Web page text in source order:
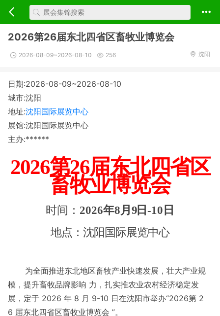
2026第26届东北四省区畜牧业博览会
2026-08-09~2026-08-10 256 沈阳
日期:2026-08-09~2026-08-10
城市:沈阳
地址:沈阳国际展览中心
展馆:沈阳国际展览中心
主办:******
2026第26届东北四省区
畜牧业博览会
时间： 2026年8月 9日-10 日
地点：沈阳国际展览中心
为全面推进东北地区畜牧产业快速发展，壮大产业规
模，提升畜牧品牌影响 力，扎实推农业农村经济稳定发
展，定于 2026 年 8 月 9-10 日在沈阳市举办“2026第 2
6 届东北四省区畜牧业博览会 ”。